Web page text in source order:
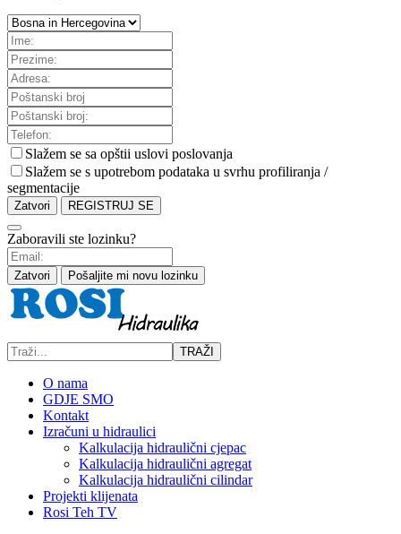
Slažem se sa opštii uslovi poslovanja
Slažem se s upotrebom podataka u svrhu profiliranja /
segmentacije
Zatvori REGISTRUJ SE
Zaboravili ste lozinku?
Zatvori Pošaljite mi novu lozinku
TRAŽI
O nama
GDJE SMO
Kontakt
Izračuni u hidraulici
Kalkulacija hidraulični cjepac
Kalkulacija hidraulični agregat
Kalkulacija hidraulični cilindar
Projekti klijenata
Rosi Teh TV